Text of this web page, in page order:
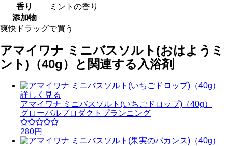
香り
ミントの香り
添加物
爽快ドラッグで買う
アマイワナ ミニバスソルト(おはようミ
ント)（40g）と関連する入浴剤
詳しく見る
アマイワナ ミニバスソルト(いちごドロップ)（40g）
グローバルプロダクトプランニング
280円